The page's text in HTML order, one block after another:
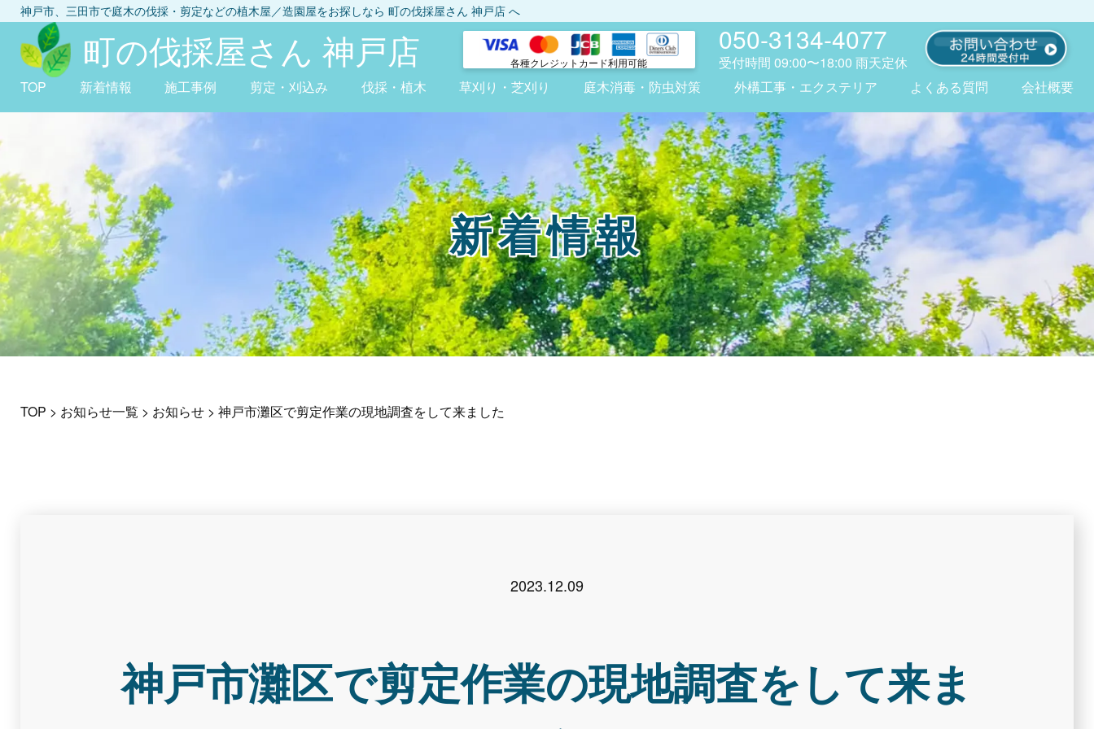
神戸市、三田市で庭木の伐採・剪定などの植木屋／造園屋をお探しなら 町の伐採屋さん 神戸店 へ
町の伐採屋さん 神戸店 各種クレジット カード利用可能
050-3134-4077
受付時間09:00〜18:00 雨天定休
TOP
新着情報 施工事例 剪定・刈込み 伐採・植木 草刈り・芝刈り 庭木消毒・防虫対策 外構工事・エクステリア よくある質問 会社概要
新着情報
TOP > お知らせ一覧 > お知らせ > 神戸市灘区で剪定作業の現地調査をして来ました
2023.12.09
神戸市灘区で剪定作業の現地調査をして来ま